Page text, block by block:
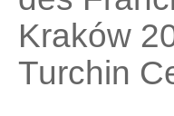
Kraków
Turchin